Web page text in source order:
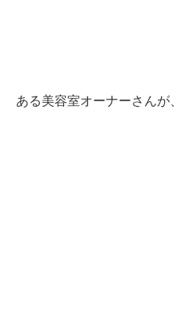
ある美容室オーナーさんが、